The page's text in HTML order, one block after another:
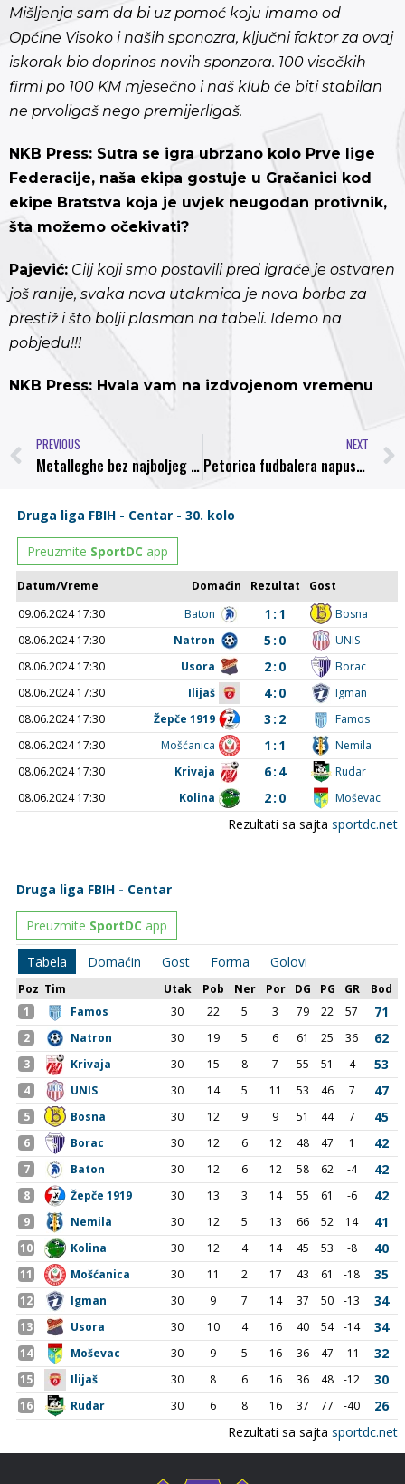
Mišljenja sam da bi uz pomoć koju imamo od
Općine Visoko i naših sponozra, ključni faktor za ovaj
iskorak bio doprinos novih sponzora. 100 visočkih
firmi po 100 KM mjesečno i naš klub će biti stabilan
ne prvoligaš nego premijerligaš.
NKB Press: Sutra se igra ubrzano kolo Prve lige
Federacije, naša ekipa gostuje u Gračanici kod
ekipe Bratstva koja je uvjek neugodan protivnik,
šta možemo očekivati?
Pajević: Cilj koji smo postavili pred igrače je ostvaren
još ranije, svaka nova utakmica je nova borba za
prestiž i što bolji plasman na tabeli. Idemo na
pobjedu!!!
NKB Press: Hvala vam na izdvojenom vremenu
PREVIOUS
Metalleghe bez najboljeg strijelca do kraja sezone
NEXT
Petorica fudbalera napustila Mladost